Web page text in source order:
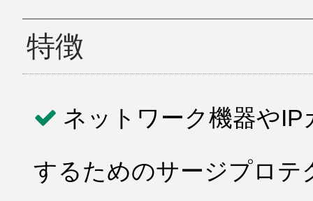
特徴
ネットワーク機器や
するためのサージプロテ